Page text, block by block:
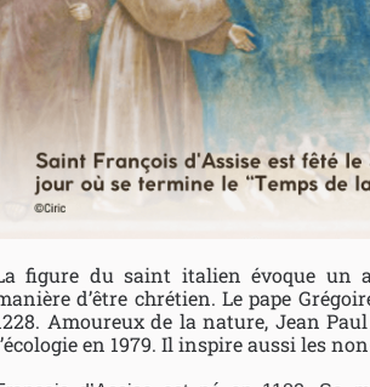
figure du saint italien évoque un
d’être chrétien. Le pape
Amoureux de la nature, Jean
en 1979. Il inspire aussi les